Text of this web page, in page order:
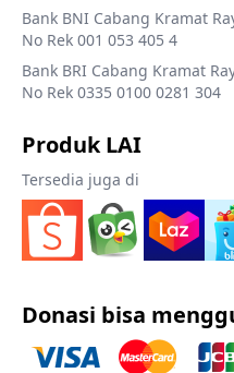
Bank BNI Cabang Kramat
No Rek 001 053 405 4
Bank BRI Cabang Kramat
No Rek 0335 0100 0281 304
Produk LAI
Tersedia juga di
Donasi bisa